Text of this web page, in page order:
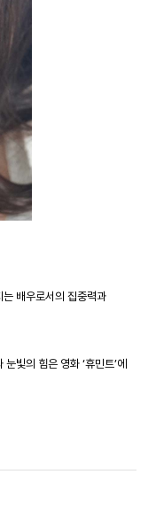
배우로서의 집중력과
눈빛의 힘은 영화 ‘휴민트’에